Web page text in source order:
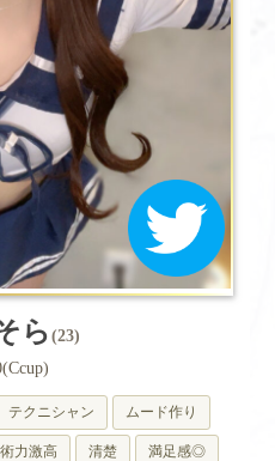
ら(23)
テクニシャン ムード作り
力激高 清楚 満足感◎